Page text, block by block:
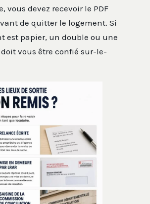
vous devez recevoir le PDF
de quitter le logement. Si
est papier, un double ou une
vous être confié sur-le-